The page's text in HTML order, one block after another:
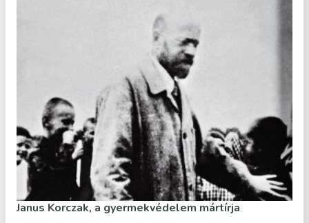
Janus Korczak, a gyermekvédelem mártírja